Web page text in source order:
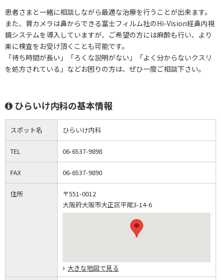
患者さまと一緒に相談しながら最適な治療を行うことが出来ます。
また、胃カメラは鼻からできる富士フィルム社のHi-Vision経鼻内視
鏡システムを導入していますが、ご希望の方には麻酔も行い、より
楽に検査をお受け頂くことも可能です。
「待ち時間が長い」「ろくな説明がない」「よく分からないクスリ
を処方されている」などお困りの方は、ぜひ一度ご相談下さい。
ひらいけ内科の基本情報
スポット名 ひらいけ内科
TEL 06-6537-9898
FAX 06-6537-9890
住所
〒551-0012
大阪府大阪市大正区平尾3-14-6
大きな地図で見る